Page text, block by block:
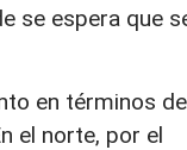
se espera que
en términos de
el norte, por el